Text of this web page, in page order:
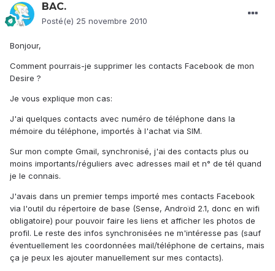
BAC.
Posté(e) 25 novembre 2010
Bonjour,
Comment pourrais-je supprimer les contacts Facebook de mon
Desire ?
Je vous explique mon cas:
J'ai quelques contacts avec numéro de téléphone dans la
mémoire du téléphone, importés à l'achat via SIM.
Sur mon compte Gmail, synchronisé, j'ai des contacts plus ou
moins importants/réguliers avec adresses mail et n° de tél quand
je le connais.
J'avais dans un premier temps importé mes contacts Facebook
via l'outil du répertoire de base (Sense, Androïd 2.1, donc en wifi
obligatoire) pour pouvoir faire les liens et afficher les photos de
profil. Le reste des infos synchronisées ne m'intéresse pas (sauf
éventuellement les coordonnées mail/téléphone de certains, mais
ça je peux les ajouter manuellement sur mes contacts).